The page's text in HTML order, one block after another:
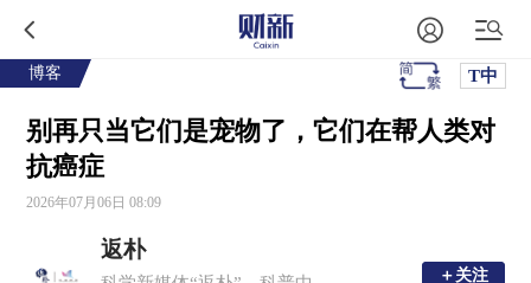
博客 T中
别再只当它们是宠物了，它们在帮人类对
抗癌症
2026年07月06日 08:09
返朴
＋关注
＋关注